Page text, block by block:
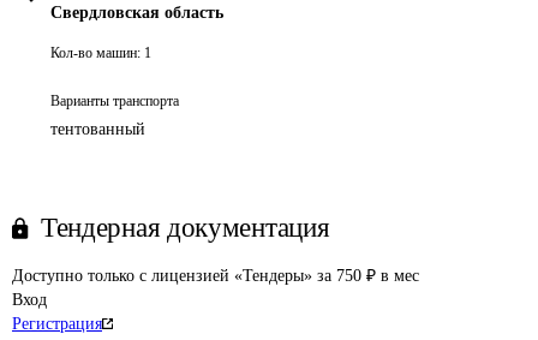
Свердловская область
Кол-во машин: 1
Варианты транспорта
тентованный
Тендерная документация
Доступно только с лицензией «Тендеры» за 750 ₽ в мес
Вход
Регистрация